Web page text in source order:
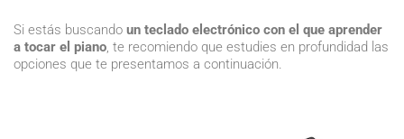
Si estás buscando un teclado electrónico con el que aprender
a tocar el piano, te recomiendo que estudies en profundidad las
opciones que te presentamos a continuación.